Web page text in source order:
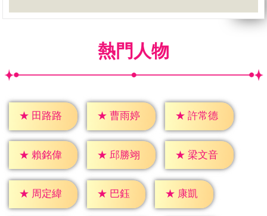
熱門人物
★ 田路路 ★ 曹雨婷 ★ 許常德
★ 賴銘偉 ★ 邱勝翊 ★ 梁文音
★ 周定緯 ★ 巴鈺 ★ 康凱